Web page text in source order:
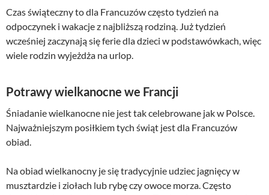
Czas świąteczny to dla Francuzów często tydzień na
odpoczynek i wakacje z najbliższą rodziną. Już tydzień
wcześniej zaczynają się ferie dla dzieci w podstawówkach, więc
wiele rodzin wyjeżdża na urlop.
Potrawy wielkanocne we Francji
Śniadanie wielkanocne nie jest tak celebrowane jak w Polsce.
Najważniejszym posiłkiem tych świąt jest dla Francuzów
obiad.
Na obiad wielkanocny je się tradycyjnie udziec jagnięcy w
musztardzie i ziołach lub rybę czy owoce morza. Często